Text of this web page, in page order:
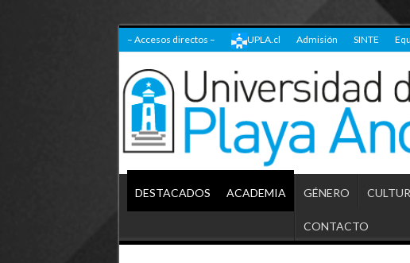
– Accesos directos – UPLA.cl Admisión SINTE
DESTACADOS ACADEMIA GÉNERO
CONTACTO